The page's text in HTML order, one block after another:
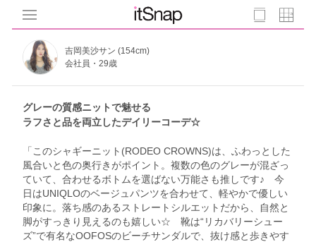
吉岡美沙サン (154cm)
会社員・29歳
グレーの質感ニットで魅せる
ラフさと品を両立したデイリーコーデ☆
「このシャギーニット(RODEO CROWNS)は、ふわっとした
風合いと色の奥行きがポイント。複数の色のグレーが混ざっ
ていて、合わせるボトムを選ばない万能さも推しです♪ 今
日はUNIQLOのベージュパンツを合わせて、軽やかで優しい
印象に。落ち感のあるストレートシルエットだから、自然と
脚がすっきり見えるのも嬉しい☆ 靴は“リカバリーシュー
ズ”で有名なOOFOSのビーチサンダルで、抜け感と歩きやす